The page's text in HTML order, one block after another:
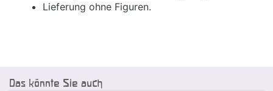
Lieferung ohne Figuren.
Das könnte Sie auch